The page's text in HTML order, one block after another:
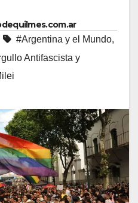
#Argentina y el Mundo,
Antifascista y